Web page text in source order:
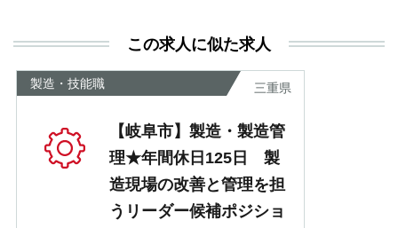
が
この求人に似た求人
製造・技能職 三重県
【岐阜市】製造・製造管
理★年間休日125日 製
造現場の改善と管理を担
うリーダー候補ポジショ